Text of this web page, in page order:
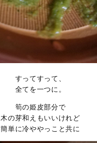
すってすって、
全てを一つに。
筍の姫皮部分で
木の芽和えもいいけれど
簡単に冷ややっこと共に